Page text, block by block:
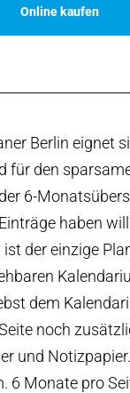
Online kaufen
Berlin eignet
für den
6-
haben
ist der einzige
dem
noch
und
6 Monate pro